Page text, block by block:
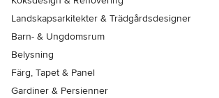
Landskapsarkitekter & Trädgårdsdesigner
Barn- & Ungdomsrum
Belysning
Färg, Tapet & Panel
Gardiner & Persienner